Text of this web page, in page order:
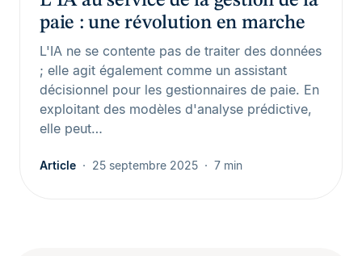
paie : une révolution en marche
L'IA ne se contente pas de traiter des données
; elle agit également comme un assistant
décisionnel pour les gestionnaires de paie. En
exploitant des modèles d'analyse prédictive,
elle peut…
Article 25 septembre 2025 7 min